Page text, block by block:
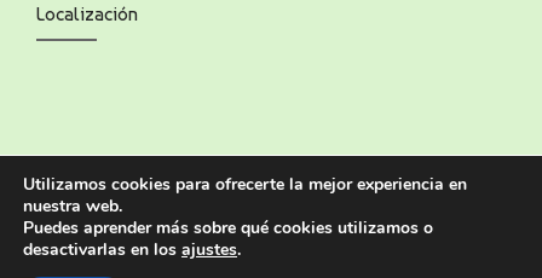
Localización
Utilizamos cookies para ofrecerte la mejor experiencia en
nuestra web.
Puedes aprender más sobre qué cookies utilizamos o
desactivarlas en los ajustes.